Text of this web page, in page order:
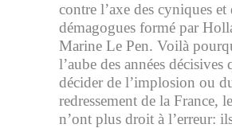
contre l’axe des cyniques et
démagogues formé par
Marine Le Pen. Voilà
l’aube des années
décider de l’implosion ou
redressement de la France,
n’ont plus droit à l’erreur: